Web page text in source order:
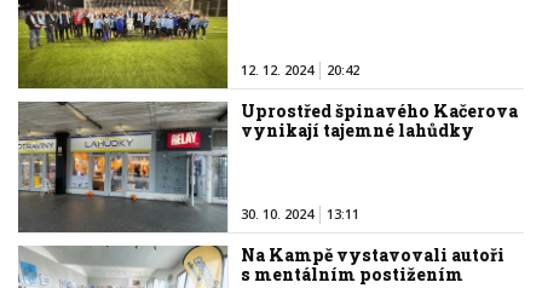
12. 12. 2024 20:42
Uprostřed špinavého Kačerova
vynikají tajemné lahůdky
30. 10. 2024 13:11
Na Kampě vystavovali autoři
s mentálním postižením